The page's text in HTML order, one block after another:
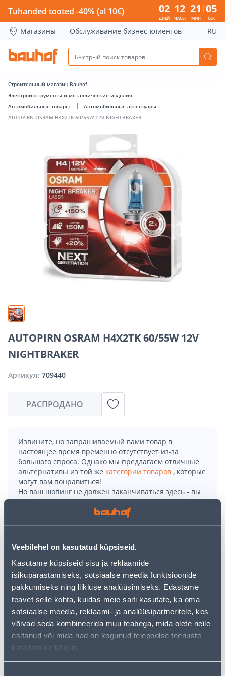
Veebilehel on kasutatud küpsiseid.
Kasutame küpsiseid sisu ja reklaamide
isikupärastamiseks, sotsiaalse meedia funktsioonide
pakkumiseks ning liikluse analüüsimiseks. Edastame
teavet selle kohta, kuidas meie saiti kasutate, ka oma
sotsiaalse meedia, reklaami- ja analüüsipartneritele, kes
võivad seda kombineerida muu teabega, mida olete neile
esitanud või mida nad on kogunud teiepoolse teenuste
kasutamise käigus.
AUTOPIRN OSRAM H4X2TK 60/55W 12V NIGHTBRAKER -
Tuhanded tooted -40% (al 10€) 02
ДНЕЙ
12
ЧАСЫ
21
МИН
05
СЕК
Магазины Обслуживание бизнес-клиентов RU
Строительный магазин Bauhof
Электроинструменты и металлические изделия
Автомобильные товары
Автомобильные аксессуары
AUTOPIRN OSRAM H4X2TK 60/55W 12V NIGHTBRAKER
AUTOPIRN OSRAM H4X2TK 60/55W 12V
NIGHTBRAKER
Артикул: 709440
РАСПРОДАНО
Извините, но запрашиваемый вами товар в
настоящее время временно отсутствует из-за
большого спроса. Однако мы предлагаем отличные
альтернативы из той же категории товаров , которые
могут вам понравиться!
Но ваш шопинг не должен заканчиваться здесь - вы
можете продолжить свои исследования, вернувшись
или используя нашу мощную
• Autopirn.
• Tüüp H4, võimsus 60/55 W, pinge 12 V, soklitüüp
P43T.
• Pakis 2 tk.
• 14-päevane tagastusõigus.
Доставка невозможна